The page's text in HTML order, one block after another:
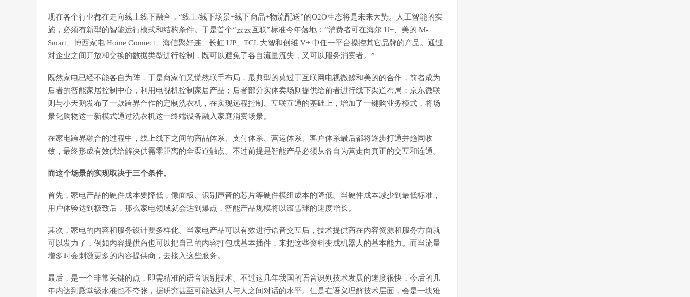
现在各个行业都在走向线上线下融合，“线上/线下场景+线下商品+物流配送”的O2O生态将是未来大势。人工智能的实
施，必须有新型的智能运行模式和结构条件。于是首个“云云互联”标准今年落地：“消费者可在海尔 U+、美的 M-
Smart、博西家电 Home Connect、海信聚好连、长虹 UP、TCL 大智和创维 V+ 中任一平台操控其它品牌的产品。通过
对企业之间开放和交换的数据类型进行控制，既可以避免了各自流量流失，又可以服务消费者。”
既然家电已经不能各自为阵，于是商家们又慌然联手布局，最典型的莫过于互联网电视微鲸和美的的合作，前者成为
后者的智能家居控制中心，利用电视机控制家居产品；后者部分实体卖场则提供给前者进行线下渠道布局；京东微联
则与小天鹅发布了一款跨界合作的定制洗衣机，在实现远程控制、互联互通的基础上，增加了一键购业务模式，将场
景化购物这一新模式通过洗衣机这一终端设备融入家庭消费场景。
在家电跨界融合的过程中，线上线下之间的商品体系、支付体系、营运体系、客户体系最后都将逐步打通并趋同收
敛，最终形成有效供给解决供需零距离的全渠道触点。不过前提是智能产品必须从各自为营走向真正的交互和连通。
而这个场景的实现取决于三个条件。
首先，家电产品的硬件成本要降低，像面板、识别声音的芯片等硬件模组成本的降低。当硬件成本减少到最低标准，
用户体验达到极致后，那么家电领域就会达到爆点，智能产品规模将以滚雪球的速度增长。
其次，家电的内容和服务设计要多样化。当家电产品可以有效进行语音交互后，技术提供商在内容资源和服务方面就
可以发力了，例如内容提供商也可以把自己的内容打包成基本插件，来把这些资料变成机器人的基本能力。而当流量
增多时会刺激更多的内容提供商，去接入这些服务。
最后，是一个非常关键的点，即需精准的语音识别技术。不过这几年我国的语音识别技术发展的速度很快，今后的几
年内达到殿堂级水准也不夸张，据研究甚至可能达到人与人之间对话的水平。但是在语义理解技术层面，会是一块难